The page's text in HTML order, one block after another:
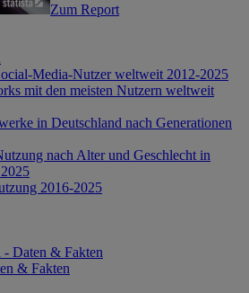
Zum Report
Media-Nutzer weltweit 2012-2025
mit den meisten Nutzern weltweit
in Deutschland nach Generationen
nach Alter und Geschlecht in
2016-2025
- Daten & Fakten
& Fakten